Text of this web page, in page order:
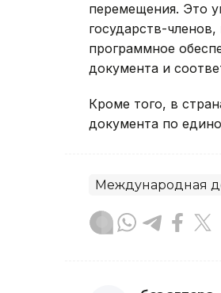
перемещения. Это
государств-
программное
документа и
Кроме того, в
документа по
Международная